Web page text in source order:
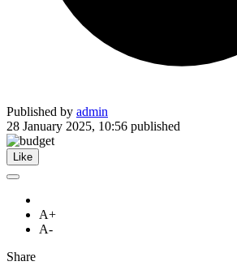
Published by admin
28 January 2025, 10:56 published
Like
A+
A-
Share